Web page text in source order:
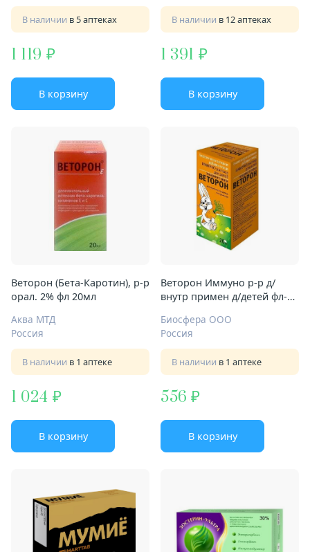
В наличии в 5 аптеках
1 119
В корзину
В наличии в 12 аптеках
1 391
В корзину
Веторон (Бета-Каротин), р-р
орал. 2% фл 20мл
Аква МТД
Россия
В наличии в 1 аптеке
1 024
В корзину
Веторон Иммуно р-р д/
внутр примен д/детей фл-
Биосфера ООО
Россия
В наличии в 1 аптеке
556
В корзину